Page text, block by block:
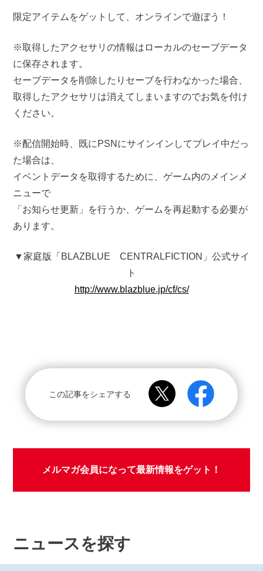
限定アイテムをゲットして、オンラインで遊ぼう！
※取得したアクセサリの情報はローカルのセーブデータ
に保存されます。
セーブデータを削除したりセーブを行わなかった場合、
取得したアクセサリは消えてしまいますのでお気を付け
ください。
※配信開始時、既にPSNにサインインしてプレイ中だっ
た場合は、
イベントデータを取得するために、ゲーム内のメインメ
ニューで
「お知らせ更新」を行うか、ゲームを再起動する必要が
あります。
▼家庭版「BLAZBLUE CENTRALFICTION」公式サイ
ト
http://www.blazblue.jp/cf/cs/
この記事をシェアする
メルマガ会員になって最新情報をゲット！
ニュースを探す